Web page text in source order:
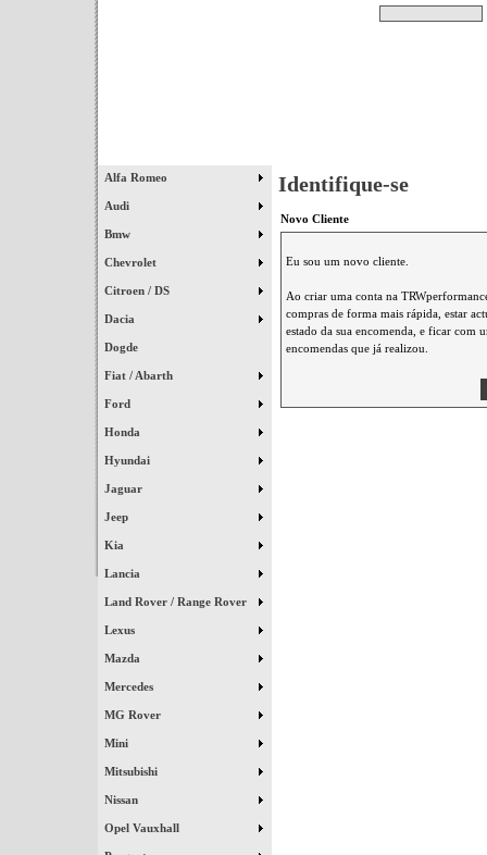
Alfa Romeo
Audi
Bmw
Chevrolet
Citroen / DS
Dacia
Dogde
Fiat / Abarth
Ford
Honda
Hyundai
Jaguar
Jeep
Kia
Lancia
Land Rover / Range Rover
Lexus
Mazda
Mercedes
MG Rover
Mini
Mitsubishi
Nissan
Opel Vauxhall
Identifique-se
Novo Cliente
Eu sou um novo cliente.
Ao criar uma conta na
compras de forma mais rápida, estar
estado da sua encomenda, e ficar com
encomendas que já realizou.